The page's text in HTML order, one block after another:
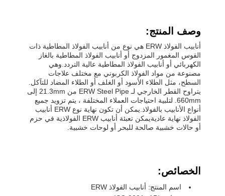
وصف المنتج:
أنابيب الفولاذ ERW هي نوع من أنابيب الفولاذ المطاطية ذات
القوس المغمور المزدوج أو أنابيب الفولاذ المطاطية بالغاز
الكهربائي أو أنابيب الفولاذ المطاطية عالية التردد.وهي
مصنوعة من مواد الفولاذ الكربوني مع مختلف علاجات
السطح، مثل الطلاء الأسود أو الغلف أو الطلاء المضاد للتآكل.
يتراوح القطر الخارجي لـ ERW Steel Pipe من 21.3mm إلى
660mm. لتلبية احتياجات العملاء المختلفة ، يتم تزويد جميع
أنواع الأنابيب بالفولاذ.يمكن أن تكون نهاية نوع ERW أنابيب
الفولاذ نهاية عاديةيمكن تعبئة أنابيب ERW الفولاذية في حزم
أو حالات خشبية صالحة للبحر أو لوحات خشبية.
الخصائص:
اسم المنتج: أنابيب الفولاذ ERW